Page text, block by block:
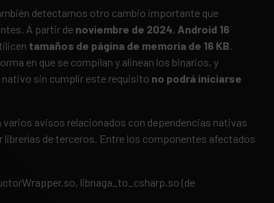
detectamos otro cambio importante que
A partir de noviembre de 2024, Android 16
tamaños de página de memoria de 16 KB.
en que se compilan y alinean los binarios, y
sin cumplir este requisito no podrá iniciarse
avisos relacionados con dependencias nativas
de terceros. Entre los componentes afectados
libnaga_to_csharp.so (de